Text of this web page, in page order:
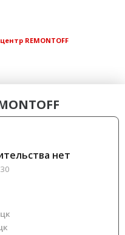
REMONTOFF
нет